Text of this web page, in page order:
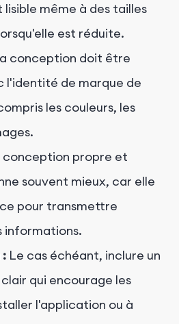
même à des tailles
est réduite.
conception doit être
l'identité de marque de
les couleurs, les
conception propre et
souvent mieux, car elle
pour transmettre
informations.
Le cas échéant, inclure un
qui encourage les
l'application ou à